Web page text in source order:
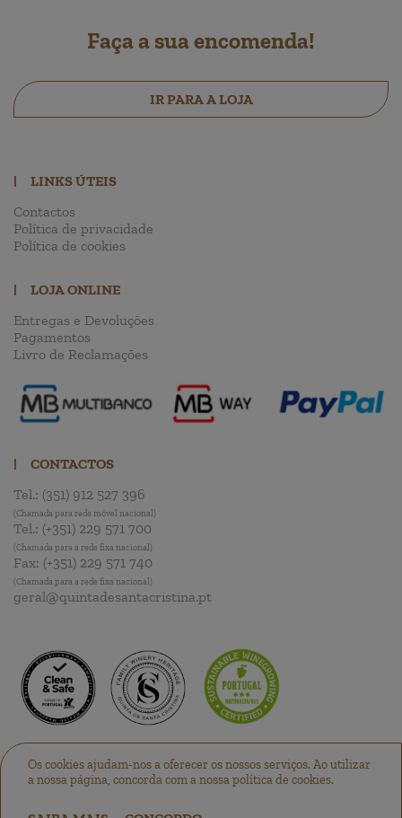
Os cookies ajudam-nos a oferecer os nossos serviços. Ao utilizar
a nossa página, concorda com a nossa política de cookies.
Faça a sua encomenda!
IR PARA A LOJA
|
LINKS ÚTEIS
Contactos
Política de privacidade
Política de cookies
|
LOJA ONLINE
Entregas e Devoluções
Pagamentos
Livro de Reclamações
|
CONTACTOS
Tel.: (351) 912 527 396
(Chamada para rede móvel nacional)
Tel.: (+351) 229 571 700
(Chamada para a rede fixa nacional)
Fax: (+351) 229 571 740
(Chamada para a rede fixa nacional)
geral@quintadesantacristina.pt